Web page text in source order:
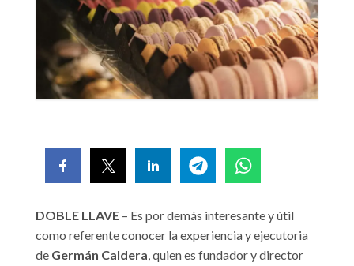
DOBLE LLAVE – Es por demás interesante y útil
como referente conocer la experiencia y ejecutoria
de Germán Caldera, quien es fundador y director